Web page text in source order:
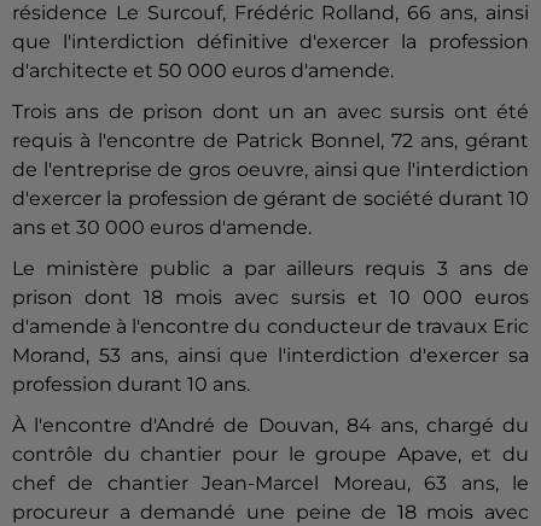
résidence Le Surcouf, Frédéric Rolland, 66 ans, ainsi
que l'interdiction définitive d'exercer la profession
d'architecte et 50 000 euros d'amende.
Trois ans de prison dont un an avec sursis ont été
requis à l'encontre de Patrick Bonnel, 72 ans, gérant
de l'entreprise de gros oeuvre, ainsi que l'interdiction
d'exercer la profession de gérant de société durant 10
ans et 30 000 euros d'amende.
Le ministère public a par ailleurs requis 3 ans de
prison dont 18 mois avec sursis et 10 000 euros
d'amende à l'encontre du conducteur de travaux Eric
Morand, 53 ans, ainsi que l'interdiction d'exercer sa
profession durant 10 ans.
À l'encontre d'André de Douvan, 84 ans, chargé du
contrôle du chantier pour le groupe Apave, et du
chef de chantier Jean-Marcel Moreau, 63 ans, le
procureur a demandé une peine de 18 mois avec